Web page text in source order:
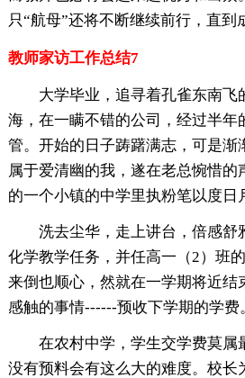
只“航母”还将不断继续前行，直到
教师家访工作总结7
大学毕业，追寻着孔雀东南飞
海，在一瞒不错的公司，经过半年
管。开始的日子踌躇满志，可是渐
属于爱清幽的我，遂在老总惋惜的
的一个小镇的中学里执粉笔以度日
洗去尘华，走上讲台，倍感舒
化学教学任务，并任高一（2）班
来倒也顺心，然就在一学期将近结
感触的事情------预收下学期的学费
在农村中学，学生交学费莫属
没有预料会有这么大的难度。校长